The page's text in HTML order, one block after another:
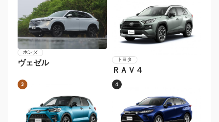
ホンダ
ヴェゼル トヨタ
ＲＡＶ４
3 4